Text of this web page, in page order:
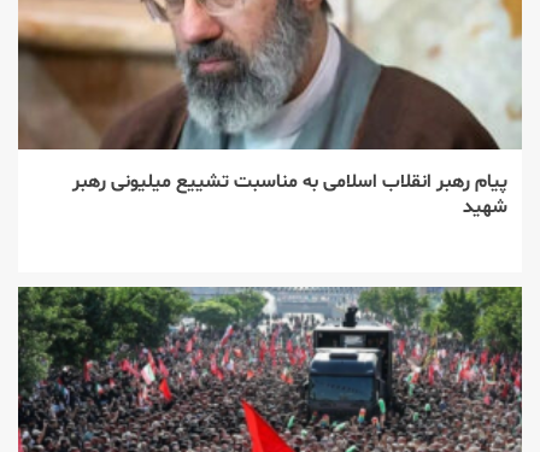
پیام رهبر انقلاب اسلامی به مناسبت تشییع میلیونی رهبر
شهید